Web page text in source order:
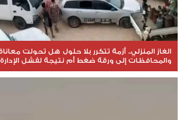
الغاز المنزلي.. أزمة تتكرر بلا حلول هل تحولت
والمحافظات إلى ورقة ضغط أم نتيجة لفشل